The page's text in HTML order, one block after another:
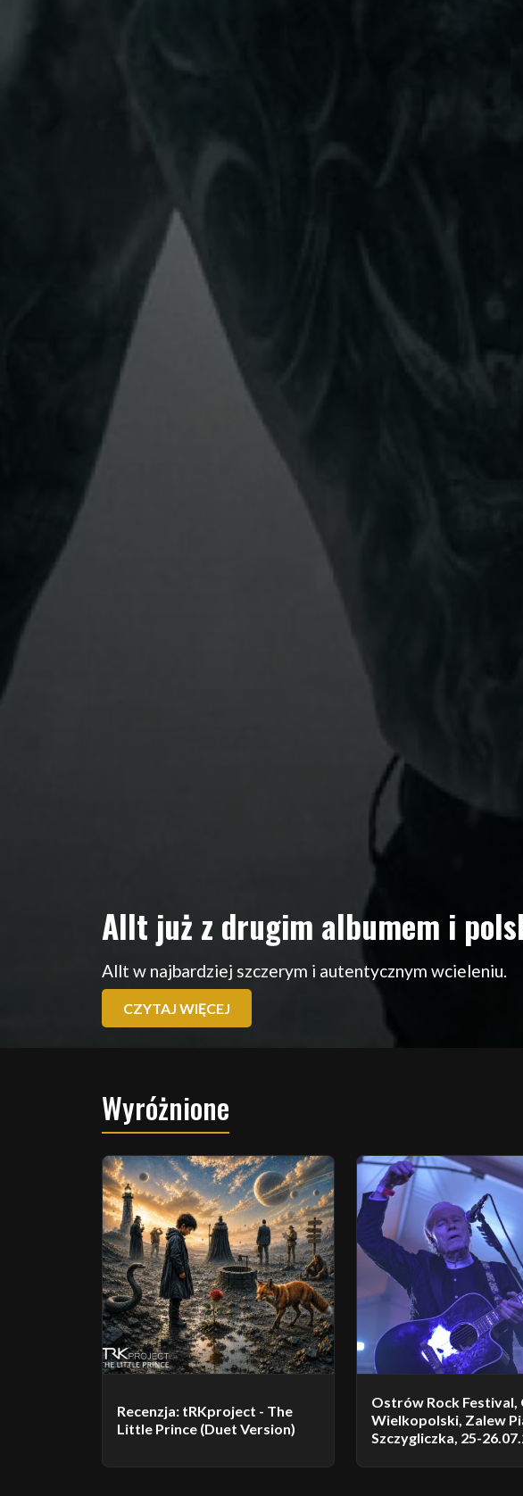
Allt już z drugim albumem i
Allt w najbardziej szczerym i autentycznym wcieleniu.
CZYTAJ WIĘCEJ
Wyróżnione
Recenzja: tRKproject - The
Little Prince (Duet Version)
Ostrów Rock
Wielkopolski, Zalew
Szczygliczka, 25-